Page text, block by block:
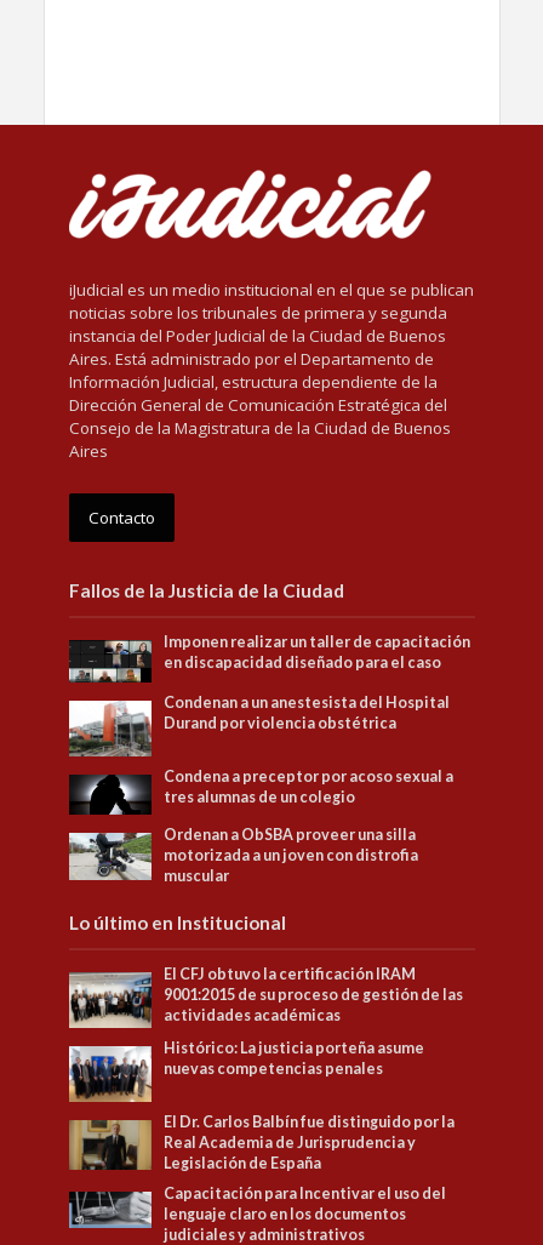
iJudicial es un medio institucional en el que se publican
noticias sobre los tribunales de primera y segunda
instancia del Poder Judicial de la Ciudad de Buenos
Aires. Está administrado por el Departamento de
Información Judicial, estructura dependiente de la
Dirección General de Comunicación Estratégica del
Consejo de la Magistratura de la Ciudad de Buenos
Aires
Contacto
Fallos de la Justicia de la Ciudad
Imponen realizar un taller de capacitación
en discapacidad diseñado para el caso
Condenan a un anestesista del Hospital
Durand por violencia obstétrica
Condena a preceptor por acoso sexual a
tres alumnas de un colegio
Ordenan a ObSBA proveer una silla
motorizada a un joven con distrofia
muscular
Lo último en Institucional
El CFJ obtuvo la certificación IRAM
9001:2015 de su proceso de gestión de las
actividades académicas
Histórico: La justicia porteña asume
nuevas competencias penales
El Dr. Carlos Balbín fue distinguido por la
Real Academia de Jurisprudencia y
Legislación de España
Capacitación para Incentivar el uso del
lenguaje claro en los documentos
judiciales y administrativos